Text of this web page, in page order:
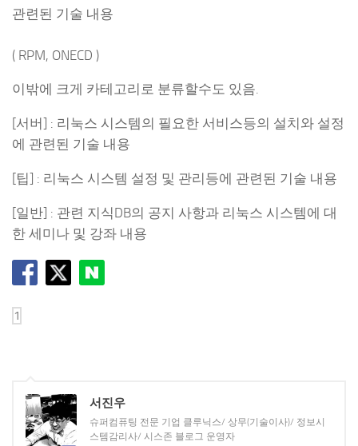
관련된 기술 내용
( RPM, ONECD )
이밖에 크게 카테고리로 분류할수도 있음.
[서버] : 리눅스 시스템의 필요한 서비스등의 설치와 설정
에 관련된 기술 내용
[팁] : 리눅스 시스템 설정 및 관리등에 관련된 기술 내용
[일반] : 관련 지식DB의 공지 사항과 리눅스 시스템에 대
한 세미나 및 강좌 내용
서진우
슈퍼컴퓨팅 전문 기업 클루닉스/ 상무(기술이사)/ 정보시
스템감리사/ 시스존 블로그 운영자